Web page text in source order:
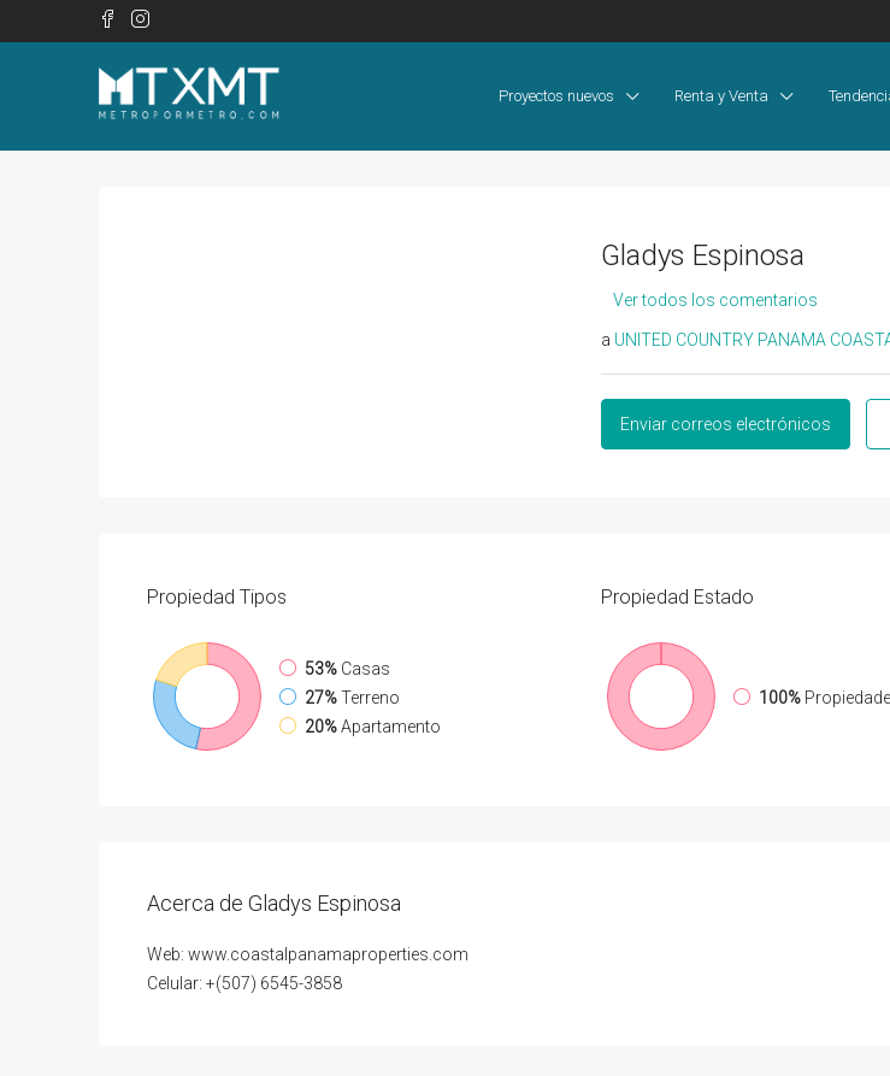
Proyectos nuevos Renta y Venta
Gladys Espinosa
Ver todos los comentarios
a UNITED COUNTRY PANAMA
Enviar correos electrónicos
Propiedad Tipos
53% Casas
27%Terreno
20%Apartamento
Propiedad Estado
100%
Acerca de Gladys Espinosa
Web: www.coastalpanamaproperties.com
Celular: +(507) 6545-3858